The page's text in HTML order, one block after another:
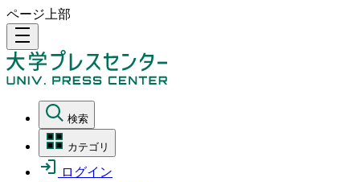
ページ上部
density_medium
検索
カテゴリ
ログイン